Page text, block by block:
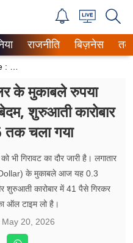
राजनीति बिज़नेस
के मुकाबले रुपया
शुरुआती कारोबार
चला गया
गिरावट का दौर जारी है। लगातार
के मुकाबले आज यह 0.3
शुरुआती कारोबार में 41 पैसे गिरकर
ऑल टाइम लो है।
May 20, 2026